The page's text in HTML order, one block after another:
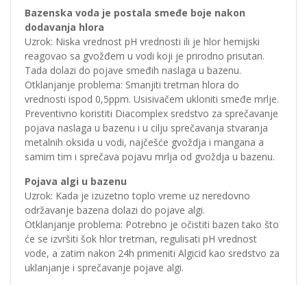
Bazenska voda je postala smeđe boje nakon
dodavanja hlora
Uzrok: Niska vrednost pH vrednosti ili je hlor hemijski
reagovao sa gvožđem u vodi koji je prirodno prisutan.
Tada dolazi do pojave smeđih naslaga u bazenu.
Otklanjanje problema: Smanjiti tretman hlora do
vrednosti ispod 0,5ppm. Usisivačem ukloniti smeđe mrlje.
Preventivno koristiti Diacomplex sredstvo za sprečavanje
pojava naslaga u bazenu i u cilju sprečavanja stvaranja
metalnih oksida u vodi, najčešće gvoždja i mangana a
samim tim i sprečava pojavu mrlja od gvoždja u bazenu.
Pojava algi u bazenu
Uzrok: Kada je izuzetno toplo vreme uz neredovno
održavanje bazena dolazi do pojave algi.
Otklanjanje problema: Potrebno je očistiti bazen tako što
će se izvršiti šok hlor tretman, regulisati pH vrednost
vode, a zatim nakon 24h primeniti Algicid kao sredstvo za
uklanjanje i sprečavanje pojave algi.